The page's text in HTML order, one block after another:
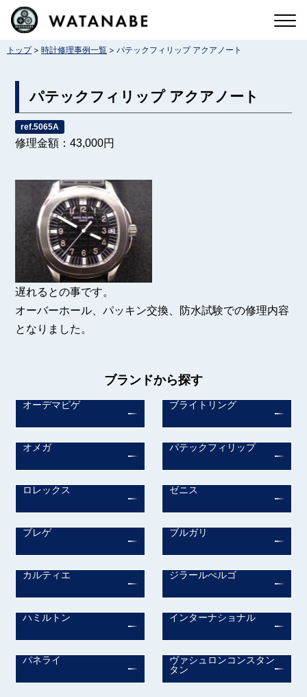
コ
テトップ> 時計修理事例一覧 > パテックフィリップ アクアノート
パテックフィリップ アクアノート
ref.5065A
修理金額：43,000円
遅れるとの事です。
オーバーホール、パッキン交換、防水試験での修理内容
となりました。
ブランドから探す
オーデマピゲ ブライトリング
オメガ パテックフィリップ
ロレックス ゼニス
ブレゲ ブルガリ
カルティエ ジラールぺルゴ
ハミルトン インターナショナル
パネライ
ヴァシュロンコンスタン
タン